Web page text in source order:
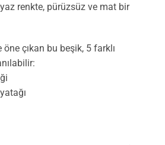
renkte, pürüzsüz ve mat bir
çıkan bu beşik, 5 farklı